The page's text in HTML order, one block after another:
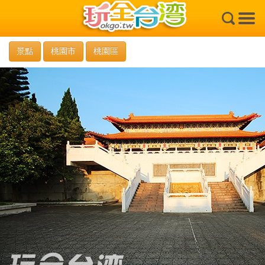
×
景點 桃園市 桃園區